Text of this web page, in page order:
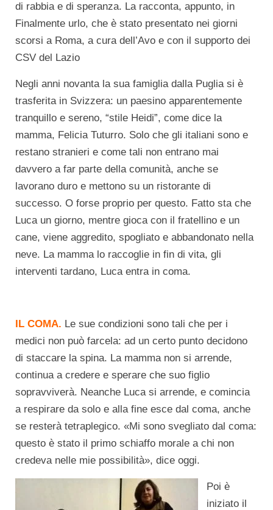
di rabbia e di speranza. La racconta, appunto, in
Finalmente urlo, che è stato presentato nei giorni
scorsi a Roma, a cura dell’Avo e con il supporto dei
CSV del Lazio
Negli anni novanta la sua famiglia dalla Puglia si è
trasferita in Svizzera: un paesino apparentemente
tranquillo e sereno, “stile Heidi”, come dice la
mamma, Felicia Tuturro. Solo che gli italiani sono e
restano stranieri e come tali non entrano mai
davvero a far parte della comunità, anche se
lavorano duro e mettono su un ristorante di
successo. O forse proprio per questo. Fatto sta che
Luca un giorno, mentre gioca con il fratellino e un
cane, viene aggredito, spogliato e abbandonato nella
neve. La mamma lo raccoglie in fin di vita, gli
interventi tardano, Luca entra in coma.
IL COMA. Le sue condizioni sono tali che per i
medici non può farcela: ad un certo punto decidono
di staccare la spina. La mamma non si arrende,
continua a credere e sperare che suo figlio
sopravviverà. Neanche Luca si arrende, e comincia
a respirare da solo e alla fine esce dal coma, anche
se resterà tetraplegico. «Mi sono svegliato dal coma:
questo è stato il primo schiaffo morale a chi non
credeva nelle mie possibilità», dice oggi.
Poi è
iniziato il